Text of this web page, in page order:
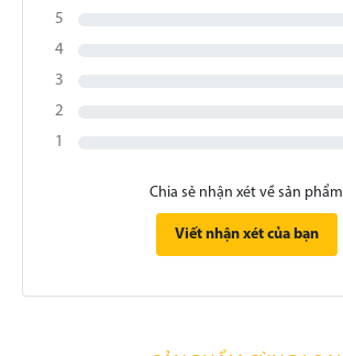
5
4
3
2
1
Chia sẻ nhận xét về sản phẩm
Viết nhận xét của bạn